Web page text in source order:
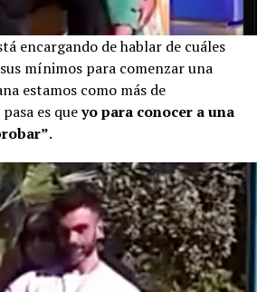
encargando de hablar de cuáles
mínimos para comenzar una
estamos como más de
es queyo para conocer a una
.